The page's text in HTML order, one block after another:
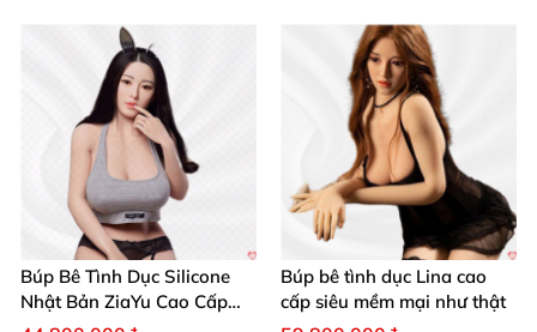
mãn, thực tế và riêng tư tối ưu.
Ưu điểm nổi bật và trải nghiệm khách
hàng ❤️
Độ mềm mại, cảm giác da hồi phục nhanh, không
gây dị ứng da.
Linh hoạt tuyệt vời nhờ khung kim loại chịu lực
Búp Bê Tình Dục Silicone
Nhật Bản ZiaYu Cao Cấp
Chính Hãng
Búp bê tình dục Lina cao
cấp siêu mềm mại như thật